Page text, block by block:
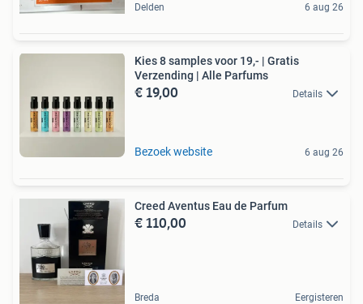
Delden 6 aug 26
Kies 8 samples voor 19,- | Gratis
Verzending | Alle Parfums
€ 19,00 Details
Bezoek website 6 aug 26
Creed Aventus Eau de Parfum
€ 110,00 Details
Breda Eergisteren